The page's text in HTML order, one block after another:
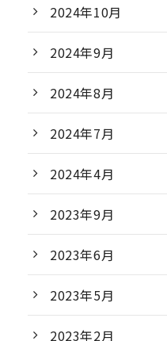
2024年10月
2024年9月
2024年8月
2024年7月
2024年4月
2023年9月
2023年6月
2023年5月
2023年2月